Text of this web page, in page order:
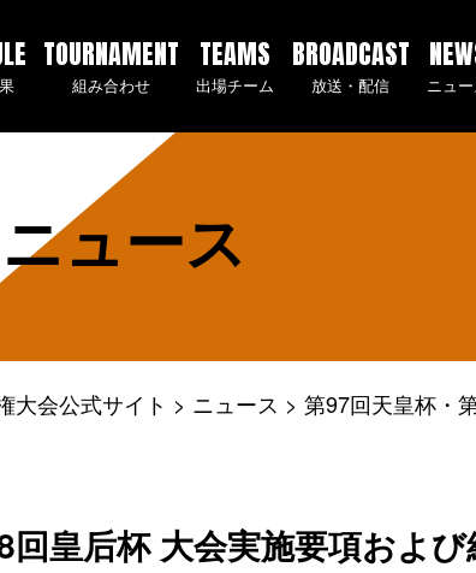
TOURNAMENT
組み合わせ
TEAMS
出場チーム
BROADCAST
放送・配信 ニュ
ニュース
大会公式サイト ニュース
第97回天皇杯・
皇后杯 大会実施要項およ